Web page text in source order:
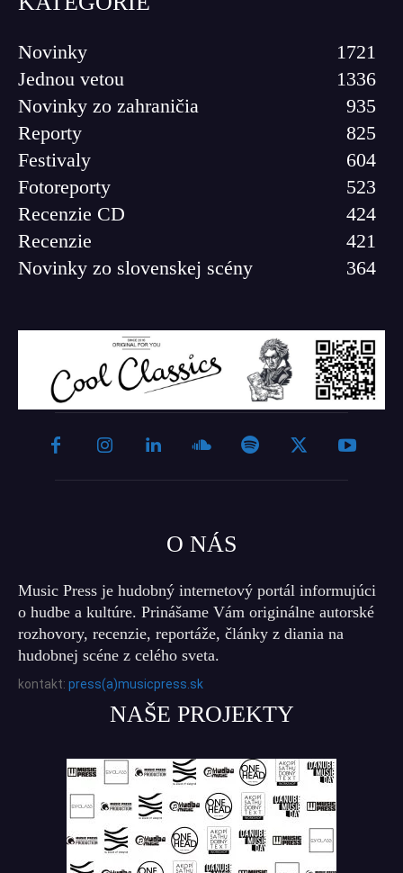
Novinky
1721
Jednou vetou
1336
Novinky zo zahraničia
935
Reporty
825
Festivaly
604
Fotoreporty
523
Recenzie CD
424
Recenzie
421
Novinky zo slovenskej scény
364
O NÁS
Music Press je hudobný internetový portál informujúci
o hudbe a kultúre. Prinášame Vám originálne autorské
rozhovory, recenzie, reportáže, články z diania na
hudobnej scéne z celého sveta.
kontakt: press(a)musicpress.sk
NAŠE PROJEKTY